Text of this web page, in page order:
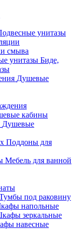
унитазы
смыва
Биде,
Душевые
кабины
Душевые
Поддоны для
Мебель для ванной
под раковину
напольные
зеркальные
навесные